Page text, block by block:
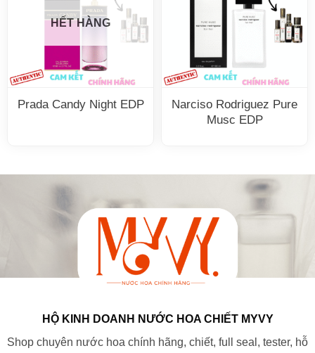
HẾT HÀNG
Prada Candy Night EDP
Narciso Rodriguez Pure
Musc EDP
HỘ KINH DOANH NƯỚC HOA CHIẾT MYVY
Shop chuyên nước hoa chính hãng, chiết, full seal, tester, hỗ